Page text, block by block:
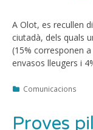
A Olot, es recullen
ciutadà, dels quals
(15% corresponen
envasos lleugers i
Categories
Comunicacions
Proves